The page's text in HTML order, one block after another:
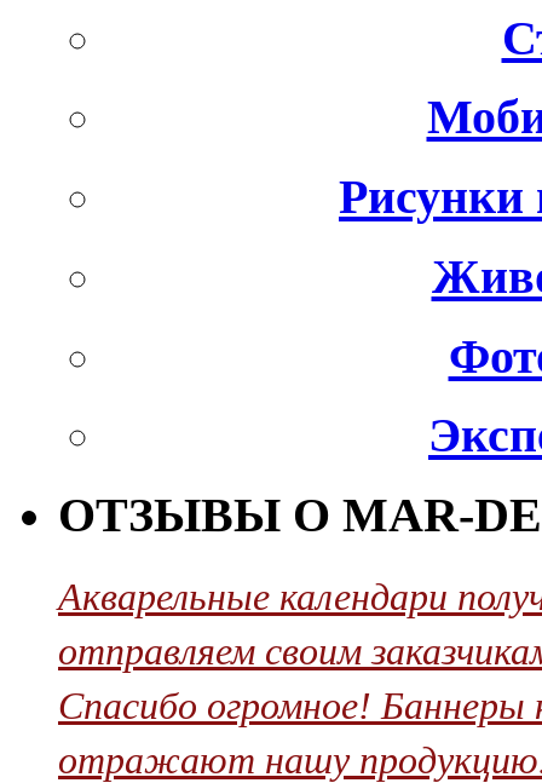
Рисунки
ОТЗЫВЫ О MAR-
Акварельные календари
отправляем своим
Cпасибо огромное! Баннеры
отражают нашу продукцию.